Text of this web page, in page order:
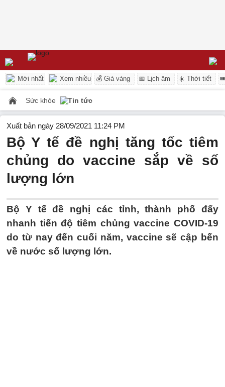
Mới nhất Xem nhiều 💰 Giá vàng 📅 Lịch âm ☀️ Thời tiết
Sức khỏe Tin tức
Xuất bản ngày 28/09/2021 11:24 PM
Bộ Y tế đề nghị tăng tốc tiêm
chủng do vaccine sắp về số
lượng lớn
Bộ Y tế đề nghị các tỉnh, thành phố đẩy
nhanh tiến độ tiêm chủng vaccine COVID-19
do từ nay đến cuối năm, vaccine sẽ cập bến
về nước số lượng lớn.